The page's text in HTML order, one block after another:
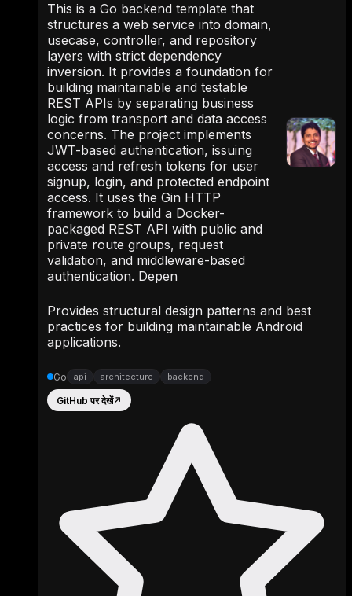
This is a Go backend template that
structures a web service into domain,
usecase, controller, and repository
layers with strict dependency
inversion. It provides a foundation for
building maintainable and testable
REST APIs by separating business
logic from transport and data access
concerns. The project implements
JWT-based authentication, issuing
access and refresh tokens for user
signup, login, and protected endpoint
access. It uses the Gin HTTP
framework to build a Docker-
packaged REST API with public and
private route groups, request
validation, and middleware-based
authentication. Depen
Provides structural design patterns and best
practices for building maintainable Android
applications.
Go api architecture backend
GitHub पर देखें↗